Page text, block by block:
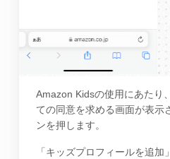
Amazon Kidsの使用にあたり
ての同意を求める画面が表示
ンを押します。
「キッズプロフィールを追